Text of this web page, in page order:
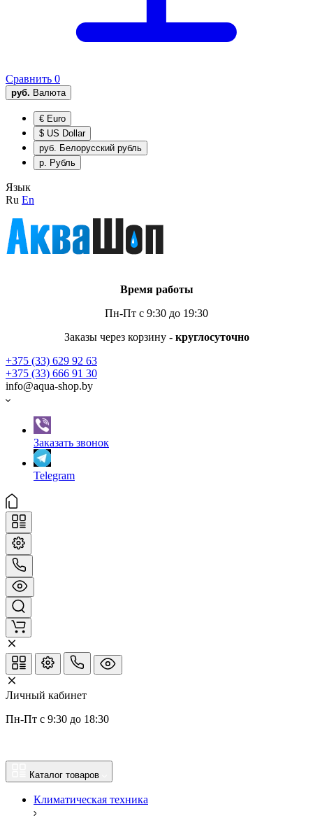
Сравнить 0
руб. Валюта
€ Euro
$ US Dollar
руб. Белорусский рубль
р. Рубль
Язык
Ru En
Время работы
Пн-Пт с 9:30 до 19:30
Заказы через корзину - круглосуточно
+375 (33) 629 92 63
+375 (33) 666 91 30
info@aqua-shop.by
Заказать звонок
Telegram
Личный кабинет
Пн-Пт с 9:30 до 18:30
Каталог товаров
Климатическая техника